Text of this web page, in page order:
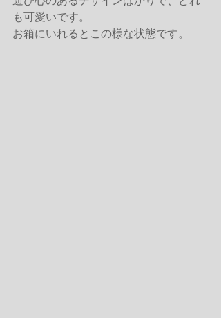
も可愛いです。
お箱にいれるとこの様な状態です。